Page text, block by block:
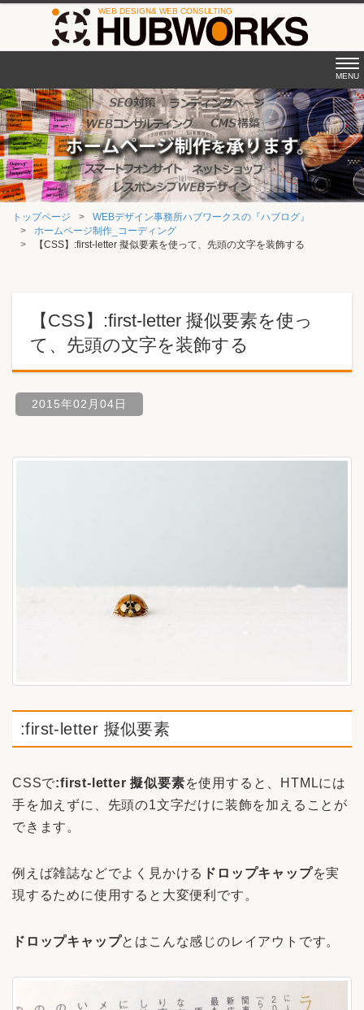
MENU
トップページ
WEBデザイン事務所ハブワークスの『ハブログ』
ホームページ制作_コーディング
【CSS】:first-letter 擬似要素を使って、先頭の文字を装飾する
【CSS】:first-letter 擬似要素を使っ
て、先頭の文字を装飾する
2015年02月04日
:first-letter 擬似要素
CSSで:first-letter 擬似要素を使用すると、HTMLには
手を加えずに、先頭の1文字だけに装飾を加えることが
できます。
例えば雑誌などでよく見かける ドロップキャップを実
現するために使用すると大変便利です。
ドロップキャップとはこんな感じのレイアウトです。